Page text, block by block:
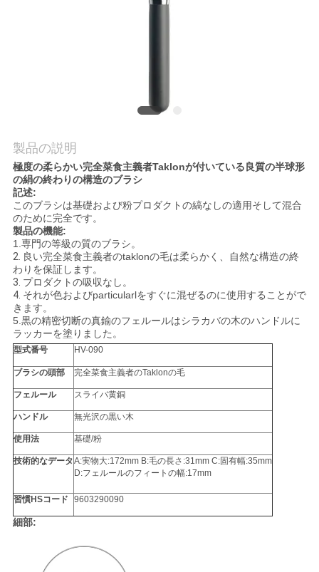
POLICY
製品の説明
極度の柔らかい完全菜食主義者Taklonが付いている良質の半球形
の絹の終わりの構造のブラシ
記述:
このブラシは基礎および粉プロダクトの縞なしの適用そして混合
のために完全です。
製品の機能:
1.専門の等級の質のブラシ。
2. 良い完全菜食主義者のtaklonの毛は柔らかく、自然な構造の終
わりを保証します。
3. プロダクトの吸収なし。
4. それが色およびparticularlをすぐに混ぜるのに使用することがで
きます。
5.黒の精密切断の真鍮のフェルールはシラカバの木のハンドルに
ラッカーを塗りました。
型式番号 HV-090
ブラシの頭部 完全菜食主義者のTaklonの毛
フェルール スライバ黄銅
ハンドル 無光沢の黒い木
使用法 基礎/粉
技術的なデータA:実物大:172mm B:毛の長さ:31mm C:固有幅:35mm
D:フェルールのフィートの幅:17mm
習慣HSコード 9603290090
細部: